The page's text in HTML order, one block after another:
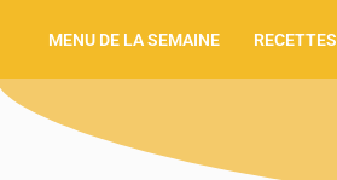
MENU DE LA SEMAINE RECETTES